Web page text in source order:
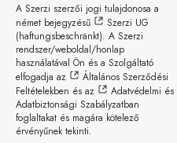
A Szerzi szerzői jogi tulajdonosa a
német bejegyzésű
Szerzi UG
(haftungsbeschränkt). A Szerzi
rendszer/weboldal/honlap
használatával Ön és a Szolgáltató
elfogadja az
Általános Szerződési
Feltételekben és az
Adatvédelmi és
Adatbiztonsági Szabályzatban
foglaltakat és magára kötelező
érvényűnek tekinti.